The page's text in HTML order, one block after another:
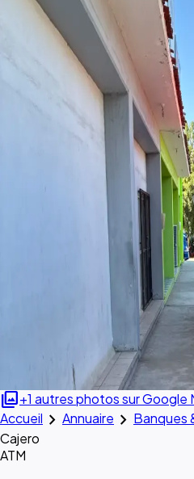
photo_library+1 autres photos sur Google
Accueil chevron_right Annuaire chevron_right Banques
Cajero
ATM